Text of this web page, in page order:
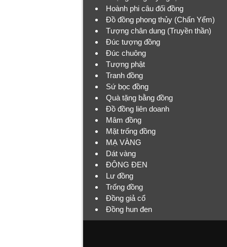
Hoành phi câu đối đồng
Đồ đồng phong thủy (Chấn Yểm)
Tượng chân dung (Truyền thần)
Đúc tượng đồng
Đúc chuông
Tượng phật
Tranh đồng
Sứ bọc đồng
Quà tặng bằng đồng
Đồ đồng liên doanh
Mâm đồng
Mặt trống đồng
MẠ VÀNG
Dát vàng
ĐÔNG ĐEN
Lư đồng
Trống đồng
Đồng giả cổ
Đồng hun đen